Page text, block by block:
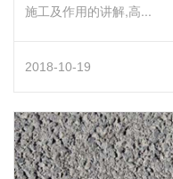
施工及作用的讲解,高...
2018-10-19